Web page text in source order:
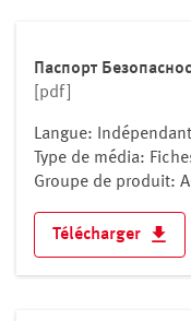
Macédoine du
Moldavie
Monaco
Norvège
Паспорт
[pdf]
Langue:
Type de média:
Groupe de produit:
Télécharger